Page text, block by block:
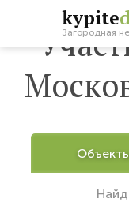
kypite
Загородная